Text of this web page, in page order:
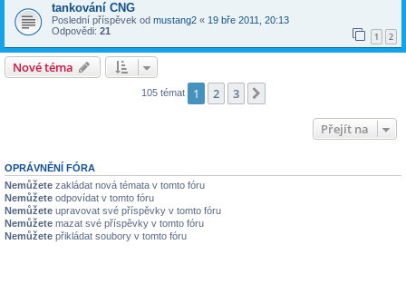
tankování CNG
Poslední příspěvek od mustang2 « 19 bře 2011, 20:13
Odpovědi: 21 1 2
Nové téma
105 témat 1 2 3
Přejít na
OPRÁVNĚNÍ FÓRA
Nemůžete zakládat nová témata v tomto fóru
Nemůžete odpovídat v tomto fóru
Nemůžete upravovat své příspěvky v tomto fóru
Nemůžete mazat své příspěvky v tomto fóru
Nemůžete přikládat soubory v tomto fóru